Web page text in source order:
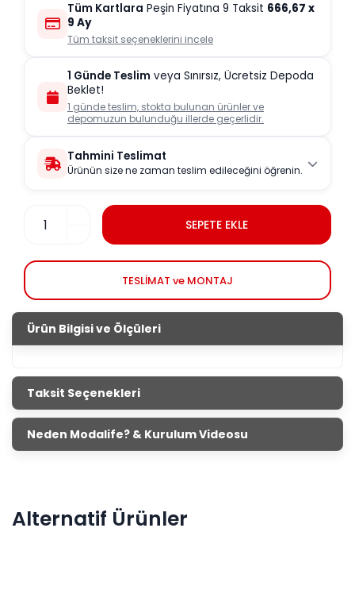
Tüm Kartlara Peşin Fiyatına 9 Taksit 666,67 x
9 Ay
Tüm taksit seçeneklerini incele
1 Günde Teslim veya Sınırsız, Ücretsiz Depoda
Beklet!
1 günde teslim, stokta bulunan ürünler ve
depomuzun bulunduğu illerde geçerlidir.
Tahmini Teslimat
Ürünün size ne zaman teslim edileceğini öğrenin.
SEPETE EKLE
TESLİMAT ve MONTAJ
Ürün Bilgisi ve Ölçüleri
Taksit Seçenekleri
Neden Modalife? & Kurulum Videosu
Alternatif Ürünler